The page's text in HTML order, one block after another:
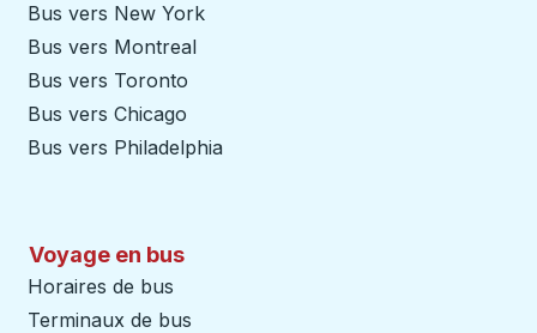
Bus vers New York
Bus vers Montreal
Bus vers Toronto
Bus vers Chicago
Bus vers Philadelphia
Voyage en bus
Horaires de bus
Terminaux de bus